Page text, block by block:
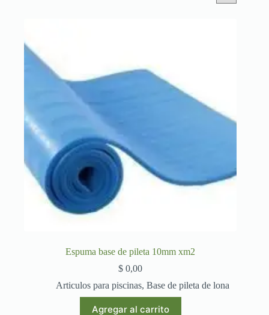
Espuma base de pileta 10mm xm2
$ 0,00
Articulos para piscinas, Base de pileta de lona
Agregar al carrito